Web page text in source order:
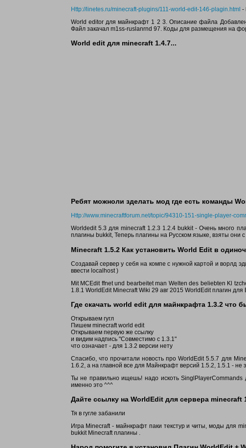
Http://linetes.ru/minecraft-plugins/111-world-edit-146-plagin.html -
World editor для майнкрафт 1 2 3. Описание файла
Файл закачал m1ss-ruslanrnd 97. Коды для размещения на
World edit для minecraft 1.4.7...
Ребят можноли зделать мод где есть команды
Http://www.minecraftforum.net/topic/94310-151-single-player-
Worldedit 5.3 для minecraft 1.2.3 1.2.4 bukkit - Очень много
плагины bukkit, Теперь плагины на Русском языке, взяты они
Minecraft 1.5.2 Как установить World Edit в
Создавай сервер у себя на компе с нужной картой и ворлд
ввести localhost )
Mit MCEdit ffnet und bearbeitet man Welten des beliebten Kl
1.8.1 WorldEdit Minecraft Wiki 29 авг 2015 WorldEdit плагин
Где скачать world edit для майнкрафта 1.3.2 что
Открываем гугл
Пишем minecraft world edit
Открываем первую же ссылку
и видим надпись "Совместимо с 1.3.1"
что означает - для 1.3.2 версии нету
Спасибо, что прочитали новость про WorldEdit 5.5.7 для
1.6.2, а на главной все для Майнкрафт версий 1.5.2, 1.5.1 - не
Ты не правильно ищешь! надо искоть
именно это ^^^
Дайте ссылку на WorldEdit для сервера minecraft
Тя в гугле забанили
Игра Minecraft - майнкрафт паки текстур и читы, моды для
bukkit Minecraft плагины .